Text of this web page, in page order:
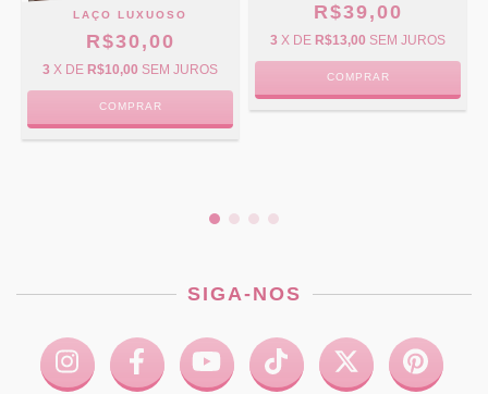
LAÇO LUXUOSO
R$30,00
3 X DE R$10,00 SEM JUROS
COMPRAR
R$39,00
3 X DE R$13,00 SEM JUROS
COMPRAR
SIGA-NOS